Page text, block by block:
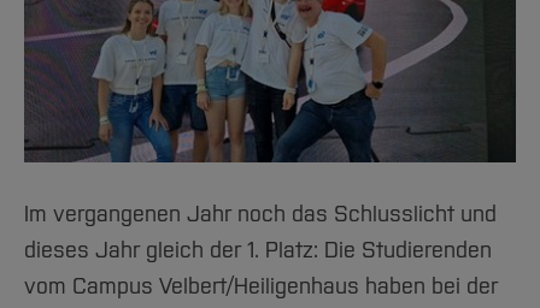
Im vergangenen Jahr noch das Schlusslicht und
dieses Jahr gleich der 1. Platz: Die Studierenden
vom Campus Velbert/Heiligenhaus haben bei der